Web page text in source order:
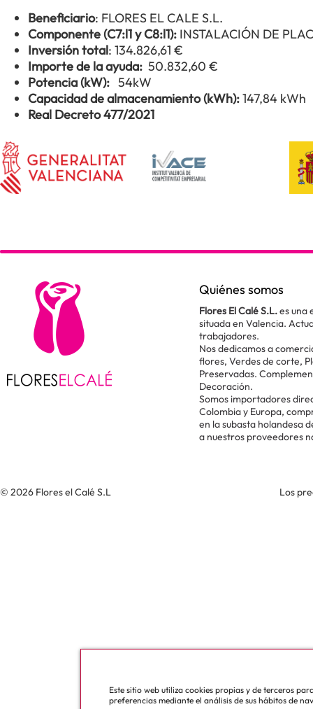
Beneficiario: FLORES EL CALE S.L.
Componente (C7:l1 y C8:l1): INSTALACIÓN DE
Inversión total: 134.826,61 €
Importe de la ayuda: 50.832,60 €
Potencia (kW): 54kW
Capacidad de almacenamiento (kWh):147,84 kWh
Real Decreto 477/2021
Quiénes somos
Flores El Calé S.L.es una
situada en Valencia.
trabajadores.
Nos dedicamos a
flores, Verdes de corte,
Preservadas.
Decoración.
Somos importadores
Colombia y Europa,
en la subasta holandesa
a nuestros proveedores
© 2026 Flores el Calé S.L Los
Este sitio web utiliza cookies propias y de terceros
preferencias mediante el análisis de sus hábitos de